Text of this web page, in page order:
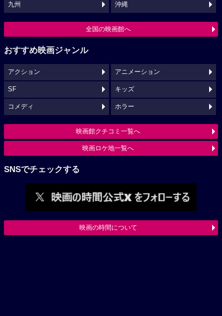
九州 沖縄
全国の映画館へ
おすすめ映画ジャンル
アクション アニメーション
SF キッズ
コメディ ホラー
映画館クチコミ一覧へ
映画ロケ地一覧へ
SNSでチェックする
映画の時間について